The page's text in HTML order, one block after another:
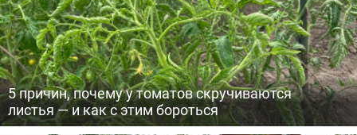
5 причин, почему у томатов скручиваются
листья — и как с этим бороться